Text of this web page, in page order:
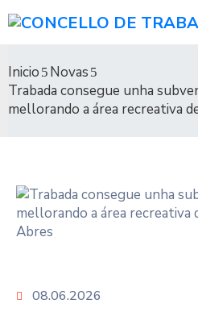
Inicio
Novas
Trabada consegue unha
mellorando a área recreativa
08.06.2026